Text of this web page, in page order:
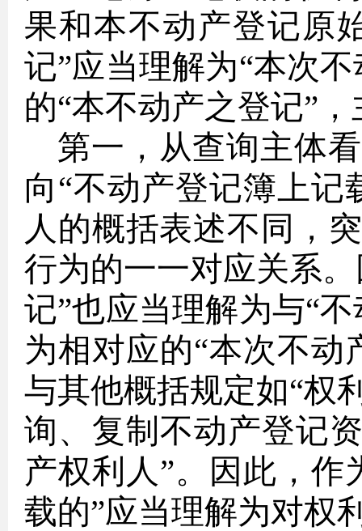
果和本不动产登记原
记”应当理解为“本次
的“本不动产之登记”
第一，从查询主体
向 “不动产登记簿上记
人的概括表述不同，
行为的一一对应关系
记”也应当理解为与“
为相对应的“本次不动
与其他概括规定如“权
询、复制不动产登记
产权利人”。因此，作
载的”应当理解为对权